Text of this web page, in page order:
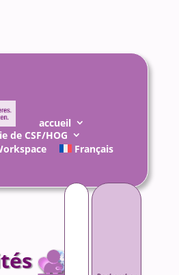
accueil
de CSF/HOG
Français
Rechercher :